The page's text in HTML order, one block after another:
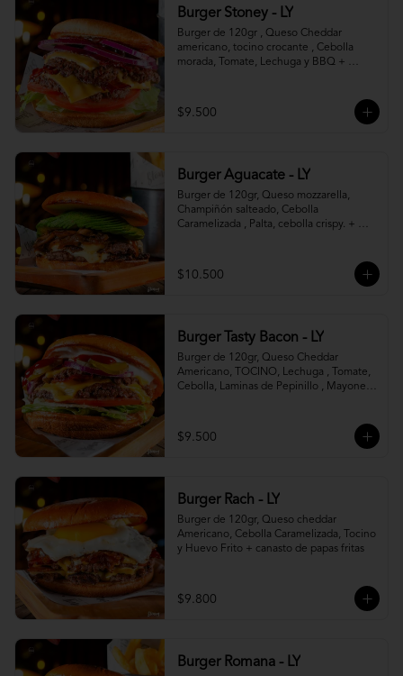
Burger Stoney - LY
Burger de 120gr , Queso Cheddar
americano, tocino crocante , Cebolla
morada, Tomate, Lechuga y BBQ +
$9.500
Burger Aguacate - LY
Burger de 120gr, Queso mozzarella,
Champiñón salteado, Cebolla
Caramelizada , Palta, cebolla crispy. +
$10.500
Burger Tasty Bacon - LY
Burger de 120gr, Queso Cheddar
Americano, TOCINO, Lechuga , Tomate,
Cebolla, Laminas de Pepinillo , Mayonesa
$9.500
Burger Rach - LY
Burger de 120gr, Queso cheddar
Americano, Cebolla Caramelizada, Tocino
y Huevo Frito + canasto de papas fritas
$9.800
Burger Romana - LY